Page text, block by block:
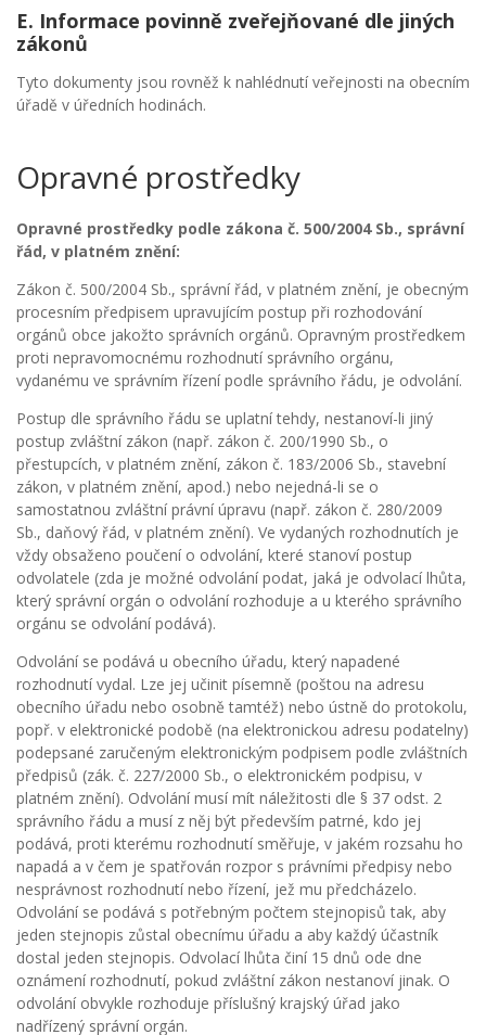
E. Informace povinně zveřejňované dle jiných
zákonů
Tyto dokumenty jsou rovněž k nahlédnutí veřejnosti na obecním
úřadě v úředních hodinách.
Opravné prostředky
Opravné prostředky podle zákona č. 500/2004 Sb., správní
řád, v platném znění:
Zákon č. 500/2004 Sb., správní řád, v platném znění, je obecným
procesním předpisem upravujícím postup při rozhodování
orgánů obce jakožto správních orgánů. Opravným prostředkem
proti nepravomocnému rozhodnutí správního orgánu,
vydanému ve správním řízení podle správního řádu, je odvolání.
Postup dle správního řádu se uplatní tehdy, nestanoví-li jiný
postup zvláštní zákon (např. zákon č. 200/1990 Sb., o
přestupcích, v platném znění, zákon č. 183/2006 Sb., stavební
zákon, v platném znění, apod.) nebo nejedná-li se o
samostatnou zvláštní právní úpravu (např. zákon č. 280/2009
Sb., daňový řád, v platném znění). Ve vydaných rozhodnutích je
vždy obsaženo poučení o odvolání, které stanoví postup
odvolatele (zda je možné odvolání podat, jaká je odvolací lhůta,
který správní orgán o odvolání rozhoduje a u kterého správního
orgánu se odvolání podává).
Odvolání se podává u obecního úřadu, který napadené
rozhodnutí vydal. Lze jej učinit písemně (poštou na adresu
obecního úřadu nebo osobně tamtéž) nebo ústně do protokolu,
popř. v elektronické podobě (na elektronickou adresu podatelny)
podepsané zaručeným elektronickým podpisem podle zvláštních
předpisů (zák. č. 227/2000 Sb., o elektronickém podpisu, v
platném znění). Odvolání musí mít náležitosti dle § 37 odst. 2
správního řádu a musí z něj být především patrné, kdo jej
podává, proti kterému rozhodnutí směřuje, v jakém rozsahu ho
napadá a v čem je spatřován rozpor s právními předpisy nebo
nesprávnost rozhodnutí nebo řízení, jež mu předcházelo.
Odvolání se podává s potřebným počtem stejnopisů tak, aby
jeden stejnopis zůstal obecnímu úřadu a aby každý účastník
dostal jeden stejnopis. Odvolací lhůta činí 15 dnů ode dne
oznámení rozhodnutí, pokud zvláštní zákon nestanoví jinak. O
odvolání obvykle rozhoduje příslušný krajský úřad jako
nadřízený správní orgán.